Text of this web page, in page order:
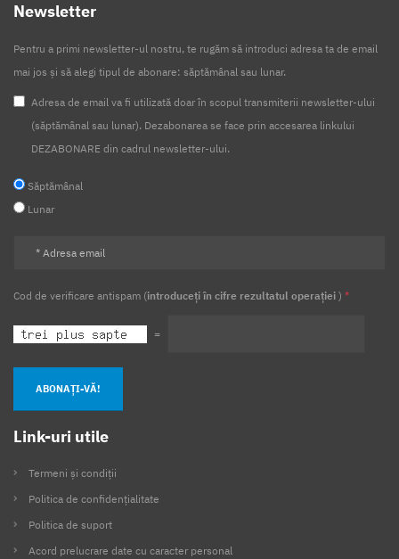
Newsletter
Pentru a primi newsletter-ul nostru, te rugăm să introduci adresa ta de email
mai jos și să alegi tipul de abonare: săptămânal sau lunar.
Adresa de email va fi utilizată doar în scopul transmiterii newsletter-ului
(săptămânal sau lunar). Dezabonarea se face prin accesarea linkului
DEZABONARE din cadrul newsletter-ului.
Săptămânal
Lunar
Cod de verificare antispam (introduceți în cifre rezultatul operației ) *
=
ABONAȚI-VĂ!
Link-uri utile
Termeni și condiții
Politica de confidențialitate
Politica de suport
Acord prelucrare date cu caracter personal